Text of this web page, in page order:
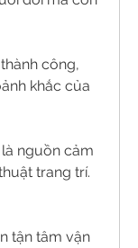
công,
khắc của
nguồn cảm
trang trí.
tận tâm vận